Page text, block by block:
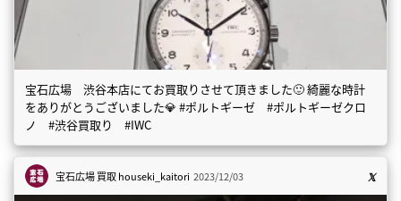
宝石広場 渋谷本店にてお買取りさせて頂きました🙂 綺麗な時計
をありがとうございました💎 #ポルトギーゼ #ポルトギーゼクロ
ノ #渋谷買取り #IWC
宝石広場 買取houseki_kaitori 2023/12/03